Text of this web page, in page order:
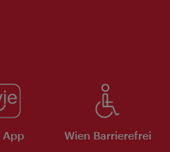
App Wien Barrierefrei